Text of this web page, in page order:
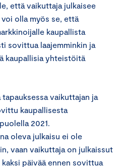
että vaikuttaja julkaisee
olla myös se, että
kaupallista
sovittua laajemminkin ja
kaupallisia yhteistöitä
vaikuttajan ja
kaupallisesta
2021.
oleva julkaisu ei ole
vaan vaikuttaja on julkaissut
päivää ennen sovittua